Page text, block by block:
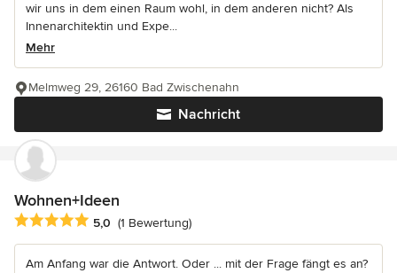
wir uns in dem einen Raum wohl, in dem anderen nicht? Als
Innenarchitektin und Expe...
Mehr
Nachricht
Melmweg 29, 26160 Bad Zwischenahn
Wohnen+Ideen
Durchschnittliche Bewertung: 5 von 5 Sternen
5,0 (1 Bewertung)
Am Anfang war die Antwort. Oder ... mit der Frage fängt es an?